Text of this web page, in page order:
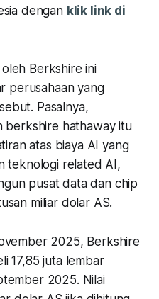
dengan klik link di
oleh Berkshire ini
perusahaan yang
Pasalnya,
berkshire hathaway itu
atas biaya AI yang
teknologi related AI,
pusat data dan chip
miliar dolar AS.
2025, Berkshire
17,85 juta lembar
2025. Nilai